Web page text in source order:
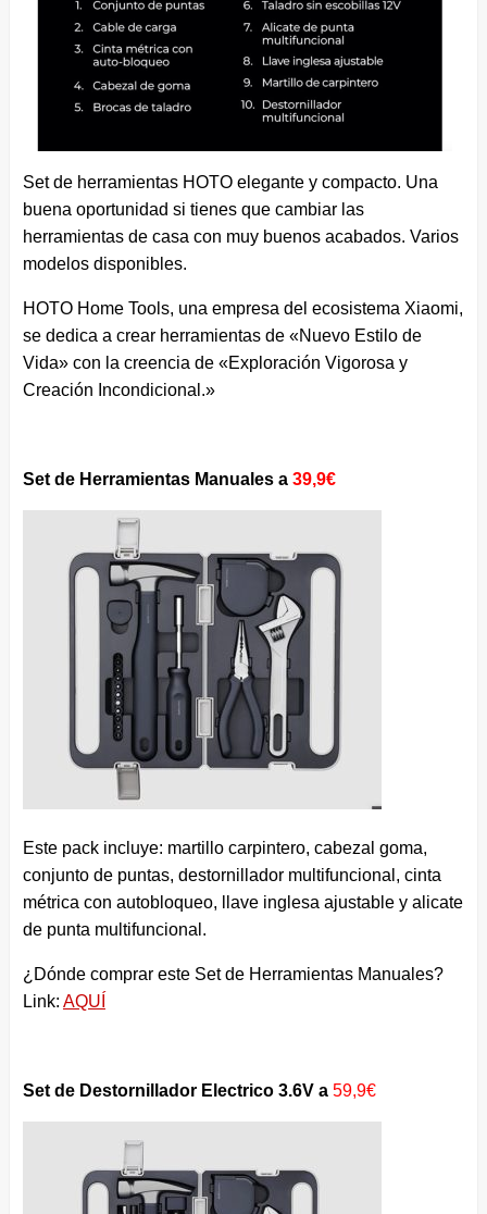
Set de herramientas HOTO elegante y compacto. Una
buena oportunidad si tienes que cambiar las
herramientas de casa con muy buenos acabados. Varios
modelos disponibles.
HOTO Home Tools, una empresa del ecosistema Xiaomi,
se dedica a crear herramientas de «Nuevo Estilo de
Vida» con la creencia de «Exploración Vigorosa y
Creación Incondicional.»
Set de Herramientas Manuales a 39,9€
Este pack incluye: martillo carpintero, cabezal goma,
conjunto de puntas, destornillador multifuncional, cinta
métrica con autobloqueo, llave inglesa ajustable y alicate
de punta multifuncional.
¿Dónde comprar este Set de Herramientas Manuales?
Link: AQUÍ
Set de Destornillador Electrico 3.6V a 59,9€